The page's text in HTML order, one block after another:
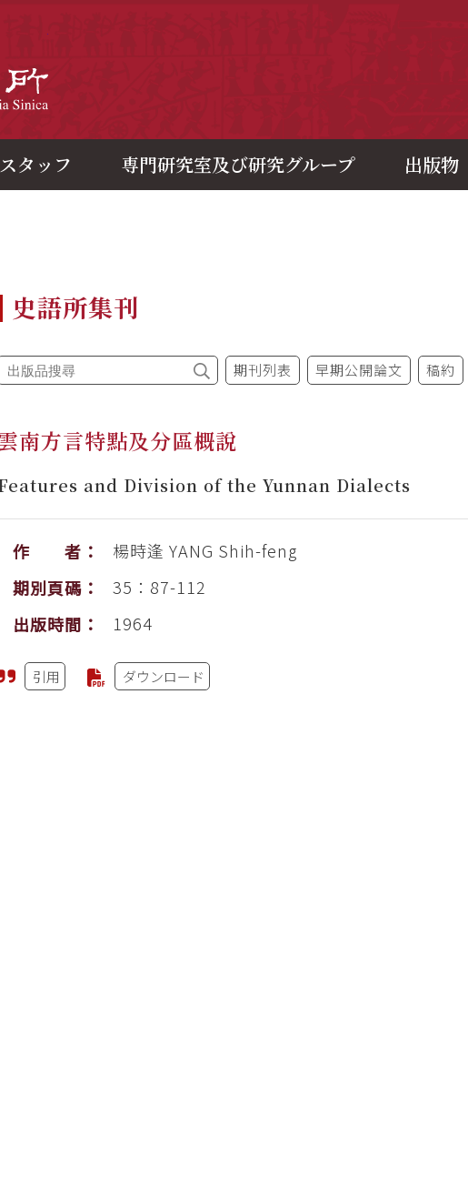
タッフ 専門研究室及び研究グループ 出版物
史語所集刊
期刊列表 早期公開論文 稿約
南方言特點及分區概說
and Division of the Yunnan Dialects
作 者： 楊時逢YANG Shih-feng
期別頁碼：
35：87-112
出版時間：
1964
引用 ダウンロード